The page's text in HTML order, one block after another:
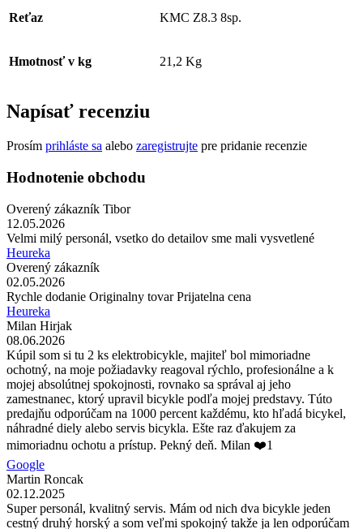
Reťaz KMC Z8.3 8sp.
Hmotnosť v kg 21,2 Kg
Napísať recenziu
Prosím prihláste sa alebo zaregistrujte pre pridanie recenzie
Hodnotenie obchodu
Overený zákazník Tibor
12.05.2026
Velmi milý personál, vsetko do detailov sme mali vysvetlené
Heureka
Overený zákazník
02.05.2026
Rychle dodanie Originalny tovar Prijatelna cena
Heureka
Milan Hirjak
08.06.2026
Kúpil som si tu 2 ks elektrobicykle, majiteľ bol mimoriadne
ochotný, na moje požiadavky reagoval rýchlo, profesionálne a k
mojej absolútnej spokojnosti, rovnako sa správal aj jeho
zamestnanec, ktorý upravil bicykle podľa mojej predstavy. Túto
predajňu odporúčam na 1000 percent každému, kto hľadá bicykel,
náhradné diely alebo servis bicykla. Ešte raz ďakujem za
mimoriadnu ochotu a prístup. Pekný deň. Milan ❤️1
Google
Martin Roncak
02.12.2025
Super personál, kvalitný servis. Mám od nich dva bicykle jeden
cestný druhý horský a som veľmi spokojný takže ja len odporúčam